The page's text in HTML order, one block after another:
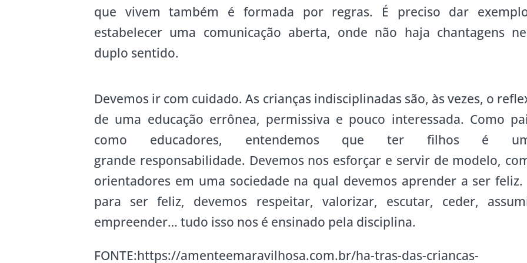
que vivem também é formada por regras. É preciso dar
estabelecer uma comunicação aberta, onde não haja chantagens
duplo sentido.
Devemos ir com cuidado. As crianças indisciplinadas são, às vezes, o
de uma educação errônea, permissiva e pouco interessada. Como
como educadores, entendemos que ter filhos é
grande responsabilidade. Devemos nos esforçar e servir de modelo,
orientadores em uma sociedade na qual devemos aprender a ser feliz.
para ser feliz, devemos respeitar, valorizar, escutar, ceder,
empreender… tudo isso nos é ensinado pela disciplina.
FONTE:https://amenteemaravilhosa.com.br/ha-tras-das-criancas-